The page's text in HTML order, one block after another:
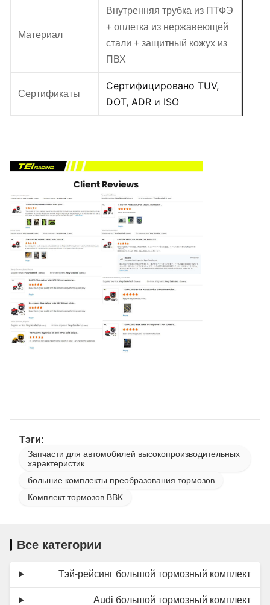
Материал
Внутренняя трубка из ПТФЭ
+ оплетка из нержавеющей
стали + защитный кожух из
ПВХ
Сертификаты
Сертифицировано TUV,
DOT, ADR и ISO
Тэги:
Запчасти для автомобилей высокопроизводительных
характеристик
большие комплекты преобразования тормозов
Комплект тормозов BBK
Все категории
Тэй-рейсинг большой тормозный комплект
Audi большой тормозный комплект